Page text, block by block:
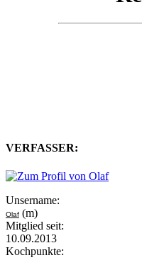
VERFASSER:
Unsername:
Olaf (m)
Mitglied seit:
10.09.2013
Kochpunkte: